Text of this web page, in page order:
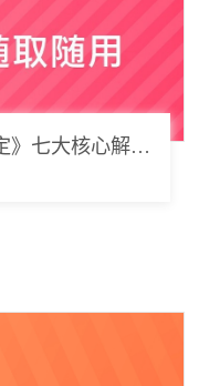
弘齐法点｜《商业秘密保护规定》七大核心解读，浅谈企业商业秘密合规管理新思路